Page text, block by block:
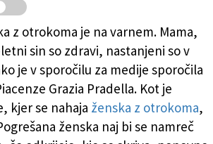
Čente, kjer so našli njen
z otrokoma je na varnem. Mama,
sin so zdravi, nastanjeni so v
je v sporočilu za medije sporočila
Grazia Pradella. Kot je
kjer se nahaja ženska z otrokoma,
ženska naj bi se namreč